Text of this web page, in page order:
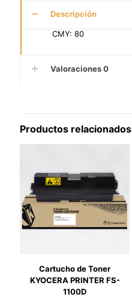
Descripción
CMY: 80
Valoraciones0
Productos relacionados
Cartucho de Toner
KYOCERA PRINTER FS-
1100D